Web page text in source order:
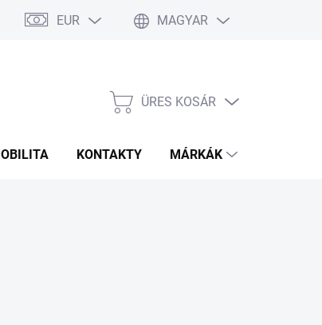
Kérdések Rozmery bannerov Obchodné podmienky
EUR MAGYAR
KOSÁR
ÜRES KOSÁR
KONTAKTY MÁRKÁK